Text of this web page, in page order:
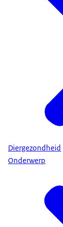
Diergezondheid
Onderwerp